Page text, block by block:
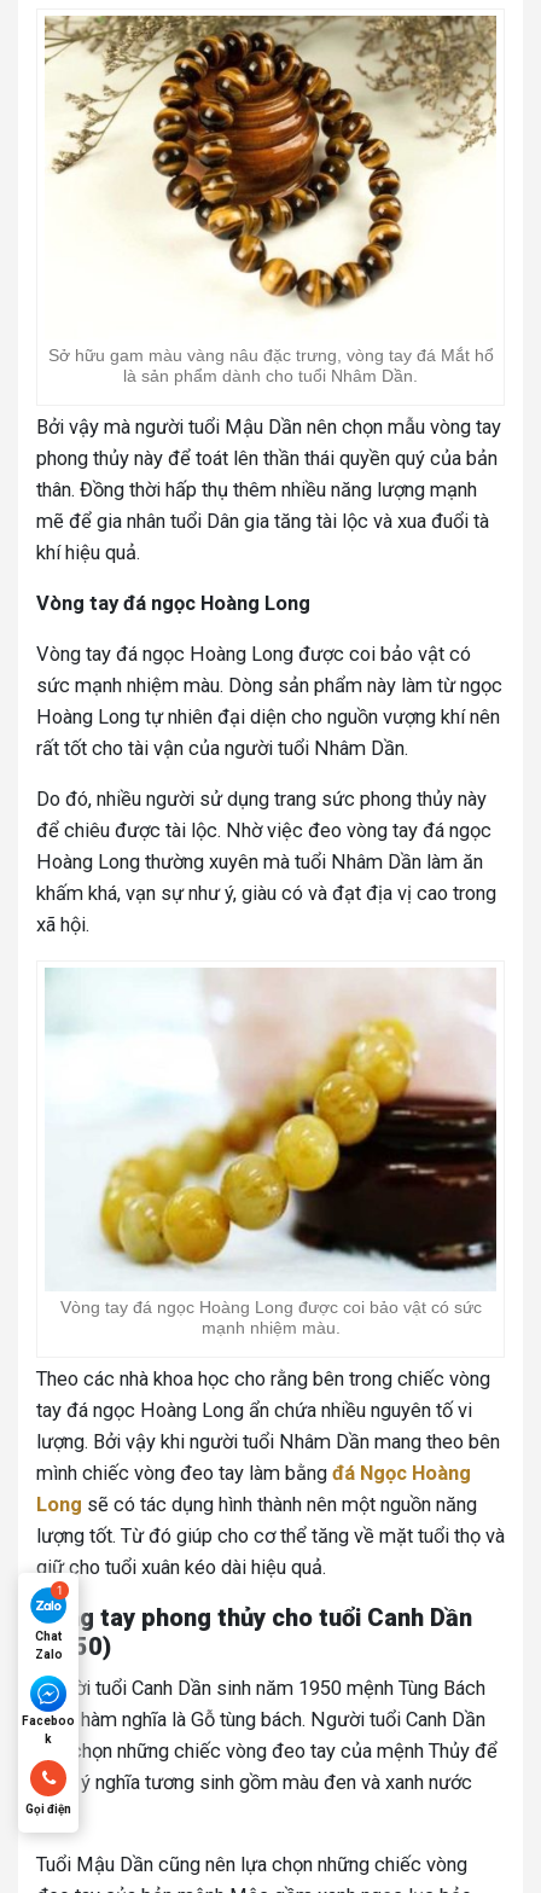
Sở hữu gam màu vàng nâu đặc trưng, vòng tay đá Mắt hổ
là sản phẩm dành cho tuổi Nhâm Dần.
Bởi vậy mà người tuổi Mậu Dần nên chọn mẫu vòng tay
phong thủy này để toát lên thần thái quyền quý của bản
thân. Đồng thời hấp thụ thêm nhiều năng lượng mạnh
mẽ để gia nhân tuổi Dân gia tăng tài lộc và xua đuổi tà
khí hiệu quả.
Vòng tay đá ngọc Hoàng Long
Vòng tay đá ngọc Hoàng Long được coi bảo vật có
sức mạnh nhiệm màu. Dòng sản phẩm này làm từ ngọc
Hoàng Long tự nhiên đại diện cho nguồn vượng khí nên
rất tốt cho tài vận của người tuổi Nhâm Dần.
Do đó, nhiều người sử dụng trang sức phong thủy này
để chiêu được tài lộc. Nhờ việc đeo vòng tay đá ngọc
Hoàng Long thường xuyên mà tuổi Nhâm Dần làm ăn
khấm khá, vạn sự như ý, giàu có và đạt địa vị cao trong
xã hội.
Vòng tay đá ngọc Hoàng Long được coi bảo vật có sức
mạnh nhiệm màu.
Theo các nhà khoa học cho rằng bên trong chiếc vòng
tay đá ngọc Hoàng Long ẩn chứa nhiều nguyên tố vi
lượng. Bởi vậy khi người tuổi Nhâm Dần mang theo bên
mình chiếc vòng đeo tay làm bằng đá Ngọc Hoàng
Long sẽ có tác dụng hình thành nên một nguồn năng
lượng tốt. Từ đó giúp cho cơ thể tăng về mặt tuổi thọ và
giữ cho tuổi xuân kéo dài hiệu quả.
Vòng tay phong thủy cho tuổi Canh Dần
(1950)
Người tuổi Canh Dần sinh năm 1950 mệnh Tùng Bách
Mộc hàm nghĩa là Gỗ tùng bách. Người tuổi Canh Dần
nên chọn những chiếc vòng đeo tay của mệnh Thủy để
nhận ý nghĩa tương sinh gồm màu đen và xanh nước
biển.
Tuổi Mậu Dần cũng nên lựa chọn những chiếc vòng
Chat
Zalo
Faceboo
k
Gọi điện